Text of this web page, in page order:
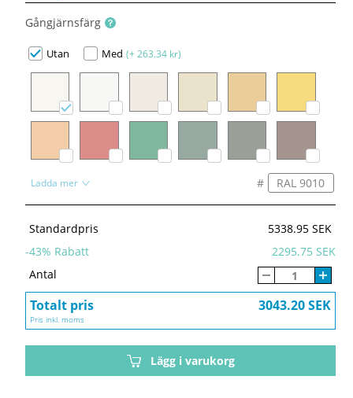
Gångjärnsfärg
Utan Med (+ 263.34 kr)
Ladda mer #
Standardpris
5338.95 SEK
-43% Rabatt
2295.75 SEK
Antal
Totalt pris 3043.20 SEK
Pris inkl. moms
Lägg i varukorg